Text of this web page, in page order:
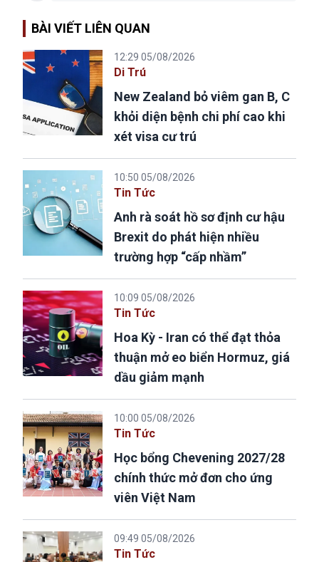
BÀI VIẾT LIÊN QUAN
12:29 05/08/2026
Di Trú
New Zealand bỏ viêm gan B, C
khỏi diện bệnh chi phí cao khi
xét visa cư trú
10:50 05/08/2026
Tin Tức
Anh rà soát hồ sơ định cư hậu
Brexit do phát hiện nhiều
trường hợp “cấp nhầm”
10:09 05/08/2026
Tin Tức
Hoa Kỳ - Iran có thể đạt thỏa
thuận mở eo biển Hormuz, giá
dầu giảm mạnh
10:00 05/08/2026
Tin Tức
Học bổng Chevening 2027/28
chính thức mở đơn cho ứng
viên Việt Nam
09:49 05/08/2026
Tin Tức